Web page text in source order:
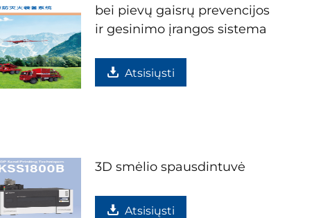
bei pievų gaisrų prevencijos
ir gesinimo įrangos sistema
Atsisiųsti
3D smėlio spausdintuvė
Atsisiųsti